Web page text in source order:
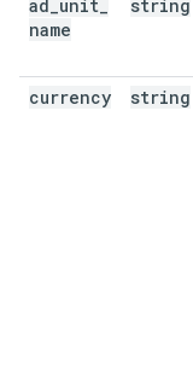
ad unit
name
string
currency string